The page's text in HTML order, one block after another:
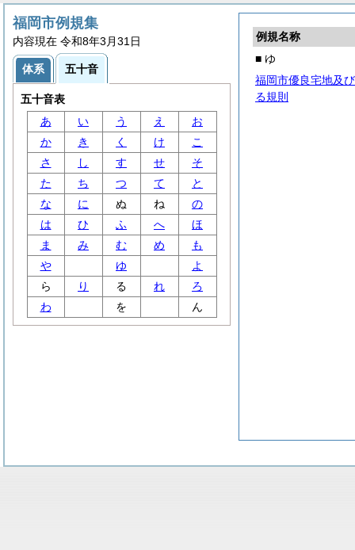
例規名称
■ ゆ
福岡市優良宅地及
る規則
福岡市例規集
内容現在 令和8年3月31日
体系 五十音
五十音表
あ
い う え
お
か
き く け
こ
さ
し す せ
そ
た
ち つ て
と
な
に ぬ ね
の
は
ひ ふ へ
ほ
ま
み む め
も
や
ゆ
よ
ら
り る れ
ろ
わ
を ん